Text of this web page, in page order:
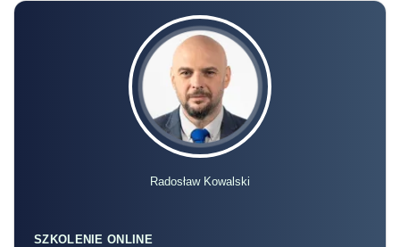
Radosław Kowalski
SZKOLENIE ONLINE